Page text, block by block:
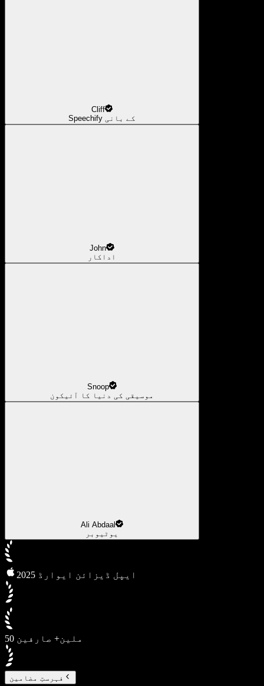
Cliff
Speechify کے بانی
John
اداکار
Snoop
موسیقی کی دنیا کا آئیکون
Ali Abdaal
یوٹیوبر
2025 ایپل ڈیزائن ایوارڈ
50 ملین+ صارفین
فہرستِ مضامین